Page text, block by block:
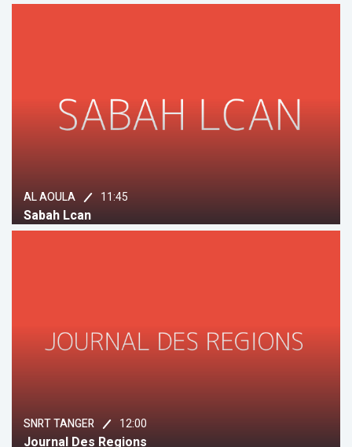
AL AOULA 11:45
Sabah Lcan
SNRT TANGER 12:00
Journal Des Regions